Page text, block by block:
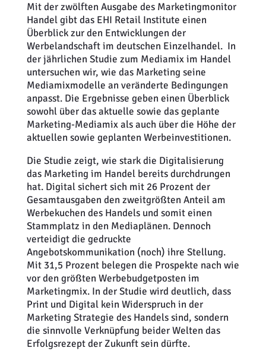
Mit der zwölften Ausgabe des Marketingmonitor
Handel gibt das EHI Retail Institute einen
Überblick zur den Entwicklungen der
Werbelandschaft im deutschen Einzelhandel. In
der jährlichen Studie zum Mediamix im Handel
untersuchen wir, wie das Marketing seine
Mediamixmodelle an veränderte Bedingungen
anpasst. Die Ergebnisse geben einen Überblick
sowohl über das aktuelle sowie das geplante
Marketing-Mediamix als auch über die Höhe der
aktuellen sowie geplanten Werbeinvestitionen.
Die Studie zeigt, wie stark die Digitalisierung
das Marketing im Handel bereits durchdrungen
hat. Digital sichert sich mit 26 Prozent der
Gesamtausgaben den zweitgrößten Anteil am
Werbekuchen des Handels und somit einen
Stammplatz in den Mediaplänen. Dennoch
verteidigt die gedruckte
Angebotskommunikation (noch) ihre Stellung.
Mit 31,5 Prozent belegen die Prospekte nach wie
vor den größten Werbebudgetposten im
Marketingmix. In der Studie wird deutlich, dass
Print und Digital kein Widerspruch in der
Marketing Strategie des Handels sind, sondern
die sinnvolle Verknüpfung beider Welten das
Erfolgsrezept der Zukunft sein dürfte.